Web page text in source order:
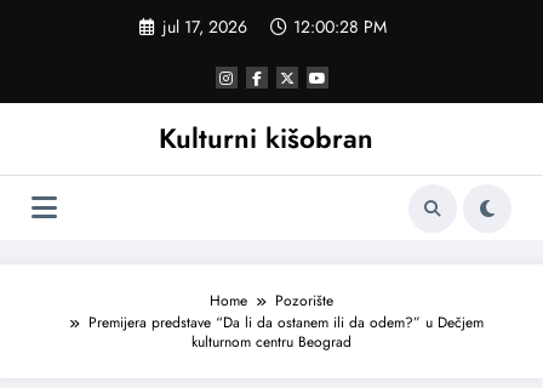
jul 17, 2026 12:00:29 PM
Kulturni kišobran
Home
Pozorište
Premijera predstave “Da li da ostanem ili da odem?” u Dečjem
kulturnom centru Beograd